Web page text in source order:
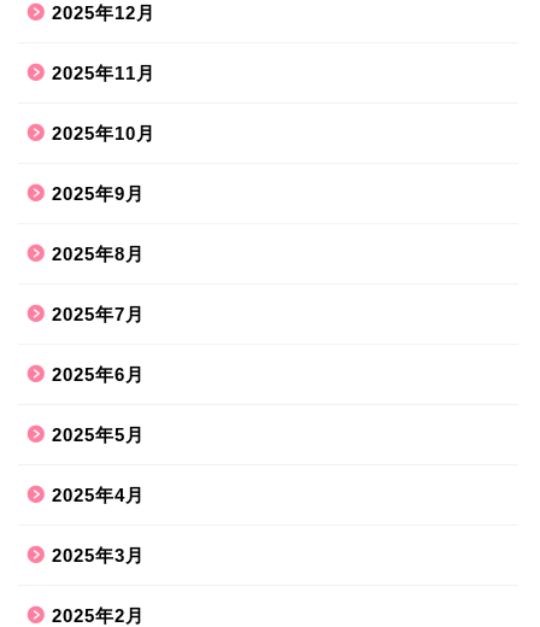
2025年12月
2025年11月
2025年10月
2025年9月
2025年8月
2025年7月
2025年6月
2025年5月
2025年4月
2025年3月
2025年2月